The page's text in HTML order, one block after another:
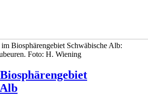
Biosphärengebiet Schwäbische Alb:
Foto: H. Wiening